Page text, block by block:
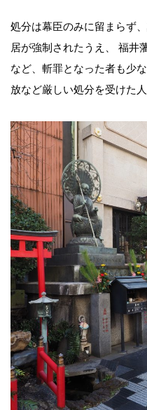
処分は幕臣のみに留まらず
居が強制されたうえ、 福井
など、斬罪となった者も少
放など厳しい処分を受けた人